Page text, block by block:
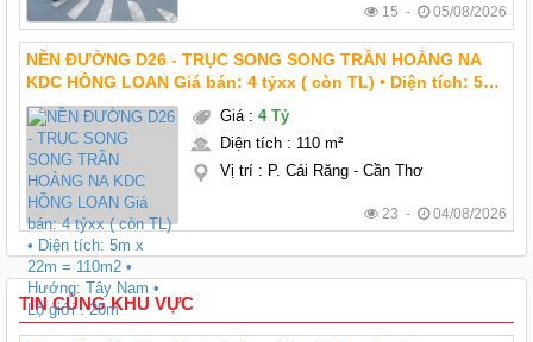
15 - 05/08/2026
NỀN ĐƯỜNG D26 - TRỤC SONG SONG TRẦN HOÀNG NA
KDC HỒNG LOAN Giá bán: 4 tỷxx ( còn TL) • Diện tích: 5m
x 22m = 110m2 • Hướng: Tây Nam • Lộ giới : 20m
Giá: 4 Tỷ
Diện tích: 110 m²
Vị trí: P. Cái Răng - Cần Thơ
23 - 04/08/2026
TIN CÙNG KHU VỰC